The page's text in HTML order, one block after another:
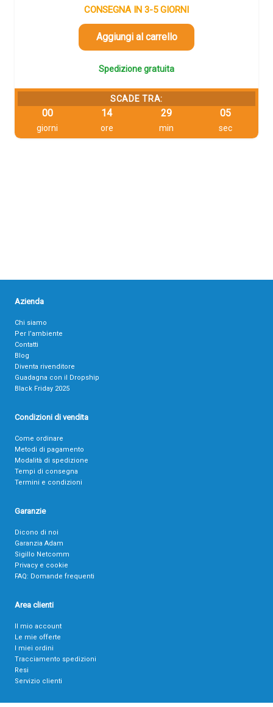
originale
era:
379,24 €.
CONSEGNA IN 3-5 GIORNI
Aggiungi al carrello
Spedizione gratuita
SCADE TRA:
00
giorni
14
ore
29
min
04
sec
Azienda
Chi siamo
Per l’ambiente
Contatti
Blog
Diventa rivenditore
Guadagna con il Dropship
Black Friday 2025
Condizioni di vendita
Come ordinare
Metodi di pagamento
Modalità di spedizione
Tempi di consegna
Termini e condizioni
Garanzie
Dicono di noi
Garanzia Adam
Sigillo Netcomm
Privacy e cookie
FAQ: Domande frequenti
Area clienti
Il mio account
Le mie offerte
I miei ordini
Tracciamento spedizioni
Resi
Servizio clienti